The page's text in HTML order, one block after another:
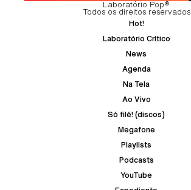
Laboratório Pop®
Todos os direitos reservados
Hot!
Laboratório Crítico
News
Agenda
Na Tela
Ao Vivo
Só filé! (discos)
Megafone
Playlists
Podcasts
YouTube